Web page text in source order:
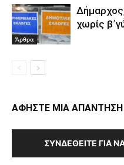
Άρθρα
χωρίς
ΑΦΗΣΤΕ ΜΙΑ ΑΠΑΝΤΗΣΗ
ΣΥΝΔΕΘΕΊΤΕ ΓΙΑ